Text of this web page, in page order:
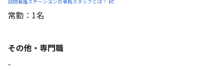
常勤：1名
その他・専門職
-